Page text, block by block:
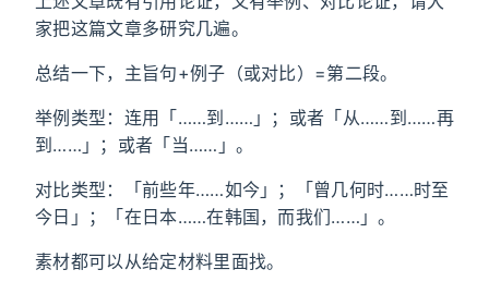
家把这篇文章多研究几遍。
总结一下，主旨句+例子（或对比）=第二段。
举例类型：连用「……到……」；或者「从……到……再
到……」；或者「当……」。
对比类型：「前些年……如今」；「曾几何时……时至
今日」；「在日本……在韩国，而我们……」。
素材都可以从给定材料里面找。